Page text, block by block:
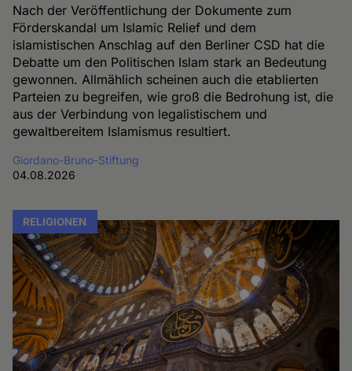
Nach der Veröffentlichung der Dokumente zum
Förderskandal um Islamic Relief und dem
islamistischen Anschlag auf den Berliner CSD hat die
Debatte um den Politischen Islam stark an Bedeutung
gewonnen. Allmählich scheinen auch die etablierten
Parteien zu begreifen, wie groß die Bedrohung ist, die
aus der Verbindung von legalistischem und
gewaltbereitem Islamismus resultiert.
Giordano-Bruno-Stiftung
04.08.2026
RELIGIONEN